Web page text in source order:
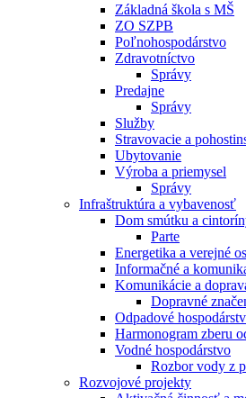
Základná škola s MŠ
ZO SZPB
Poľnohospodárstvo
Zdravotníctvo
Správy
Predajne
Správy
Služby
Stravovacie a
Ubytovanie
Výroba a priemysel
Správy
Infraštruktúra a vybavenosť
Dom smútku a
Parte
Energetika a verejné
Informačné a
Komunikácie a
Dopravné
Odpadové
Harmonogram zberu
Vodné hospodárstvo
Rozbor vody z
Rozvojové projekty